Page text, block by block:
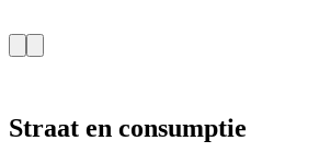
Straat en consumptie